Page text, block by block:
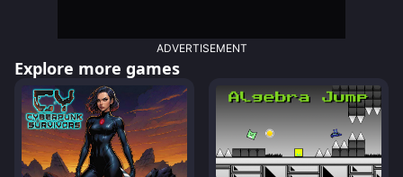
ADVERTISEMENT
Explore more games